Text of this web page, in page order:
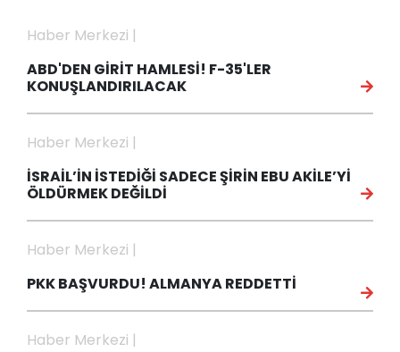
Haber Merkezi |
ABD'DEN GİRİT HAMLESİ! F-35'LER
KONUŞLANDIRILACAK
Haber Merkezi |
İSRAİL’İN İSTEDİĞİ SADECE ŞİRİN EBU AKİLE’Yİ
ÖLDÜRMEK DEĞİLDİ
Haber Merkezi |
PKK BAŞVURDU! ALMANYA REDDETTİ
Haber Merkezi |